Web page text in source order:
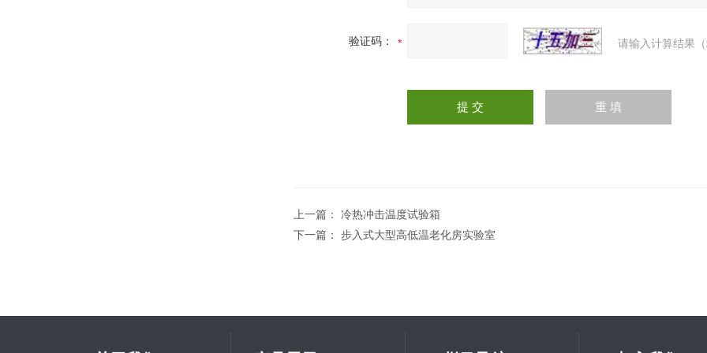
验证码： 请输入计算结果
上一篇： 冷热冲击温度试验箱
下一篇： 步入式大型高低温老化房实验室